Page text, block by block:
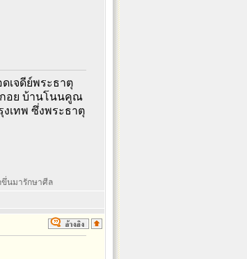
เจดีย์พระธาตุ
กอย บ้านโนนคูณ
เทพ ซึ่งพระธาตุ
นมารักษาศีล